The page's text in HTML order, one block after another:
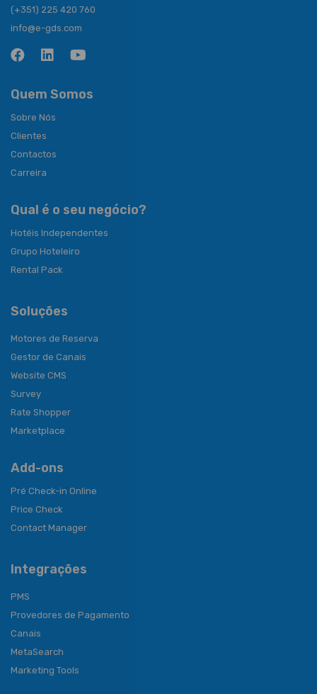
(+351) 225 420 760
info@e-gds.com
Quem Somos
Sobre Nós
Clientes
Contactos
Carreira
Qual é o seu negócio?
Hotéis Independentes
Grupo Hoteleiro
Rental Pack
Soluções
Motores de Reserva
Gestor de Canais
Website CMS
Survey
Rate Shopper
Marketplace
Add-ons
Pré Check-in Online
Price Check
Contact Manager
Integrações
PMS
Provedores de Pagamento
Canais
MetaSearch
Marketing Tools